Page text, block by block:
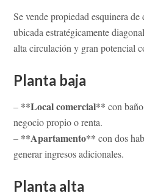
Se vende propiedad esquinera de
ubicada estratégicamente
alta circulación y gran potencial
Planta baja
– **Local comercial** con
negocio propio o renta.
– **Apartamento** con dos
generar ingresos adicionales.
Planta alta